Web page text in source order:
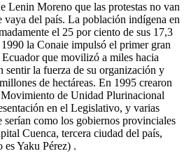
Lenin Moreno que las protestas no van
vaya del país. La población indígena en
el 25 por ciento de sus 17,3
la Conaie impulsó el primer gran
que movilizó a miles hacia
la fuerza de su organización y
de hectáreas. En 1995 crearon
de Unidad Plurinacional
en el Legislativo, y varias
serían como los gobiernos provinciales
Cuenca, tercera ciudad del país,
es Yaku Pérez) .